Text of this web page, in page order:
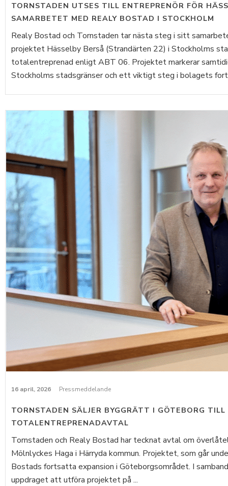
TORNSTADEN UTSES TILL ENTREPRENÖR FÖR
SAMARBETET MED REALY BOSTAD I STOCKHOLM
Realy Bostad och Tornstaden tar nästa steg i sitt
projektet Hässelby Berså (Strandärten 22) i Stockholms
totalentreprenad enligt ABT 06. Projektet markerar
Stockholms stadsgränser och ett viktigt steg i bolagets
16 april, 2026 Pressmeddelande
TORNSTADEN SÄLJER BYGGRÄTT I GÖTEBORG
TOTALENTREPRENADAVTAL
Tornstaden och Realy Bostad har tecknat avtal om
Mölnlyckes Haga i Härryda kommun. Projektet, som går
Bostads fortsatta expansion i Göteborgsområdet. I
uppdraget att utföra projektet på ...